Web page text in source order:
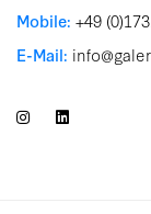
Mobile: +49
E-Mail: